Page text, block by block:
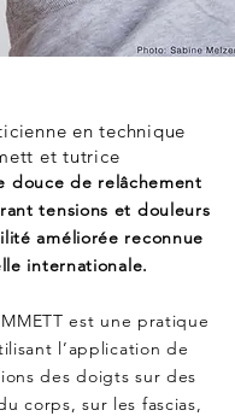
en technique
et tutrice
douce de relâchement
tensions et douleurs
améliorée reconnue
internationale.
est une pratique
l’application de
des doigts sur des
corps, sur les fascias,